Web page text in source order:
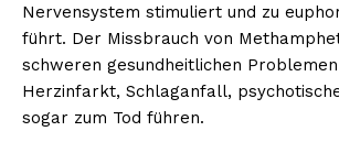
Nervensystem stimuliert und zu
führt. Der Missbrauch von
schweren gesundheitlichen
Herzinfarkt, Schlaganfall,
sogar zum Tod führen.